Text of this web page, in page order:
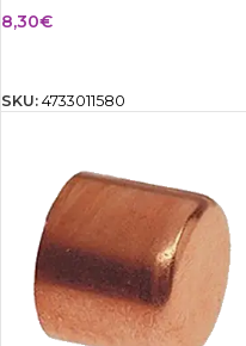
8,30€
SKU: 4733011580